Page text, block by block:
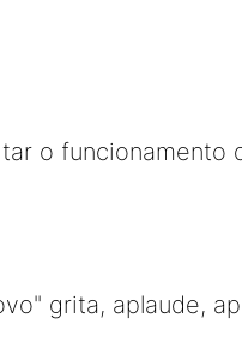
o funcionamento
grita, aplaude,